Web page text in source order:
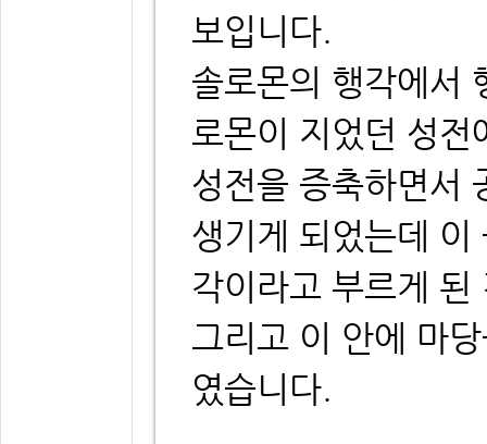
보입니다.
솔로몬의 행각에서
로몬이 지었던 성전
성전을 증축하면서
생기게 되었는데 이
각이라고 부르게 된
그리고 이 안에 마
였습니다.